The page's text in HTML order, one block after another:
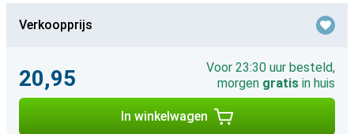
Verkoopprijs
20,95
Voor 23:30 uur besteld,
morgen gratis in huis
In winkelwagen